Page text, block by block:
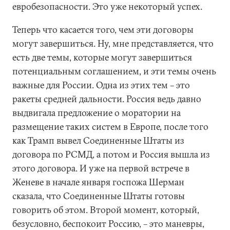
евробезопасности. Это уже некоторый успех.
Теперь что касается того, чем эти договоры
могут завершиться. Ну, мне представляется, что
есть две темы, которые могут завершиться
потенциальным соглашением, и эти темы очень
важные для России. Одна из этих тем – это
ракеты средней дальности. Россия ведь давно
выдвигала предложение о моратории на
размещение таких систем в Европе, после того
как Трамп вывел Соединенные Штаты из
договора по РСМД, а потом и Россия вышла из
этого договора. И уже на первой встрече в
Женеве в начале января госпожа Шерман
сказала, что Соединенные Штаты готовы
говорить об этом. Второй момент, который,
безусловно, беспокоит Россию, – это маневры,